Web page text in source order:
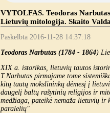
VYTOLFAS. Teodoras
Lietuvių mitologija. Skaito
Paskelbta 2016-11-28 14:37:18
Teodoras Narbutas (1784 - 1864)
XIX a. istorikas, lietuvių tautos
T.Narbutas pirmajame tome
kitų tautų mokslininkų dėmesį į
daugelį baltų rašytinių religijos ir
medžiaga, pateikė nemaža lietuvių
paralelių"